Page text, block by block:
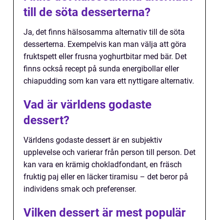
till de söta desserterna?
Ja, det finns hälsosamma alternativ till de söta
desserterna. Exempelvis kan man välja att göra
fruktspett eller frusna yoghurtbitar med bär. Det
finns också recept på sunda energibollar eller
chiapudding som kan vara ett nyttigare alternativ.
Vad är världens godaste
dessert?
Världens godaste dessert är en subjektiv
upplevelse och varierar från person till person. Det
kan vara en krämig chokladfondant, en fräsch
fruktig paj eller en läcker tiramisu – det beror på
individens smak och preferenser.
Vilken dessert är mest populär